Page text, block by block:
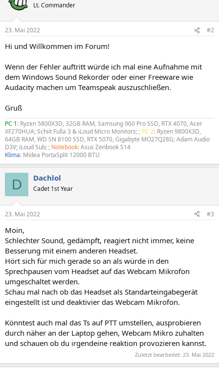
Lt. Commander
23. Mai 2022 #2
Hi und Willkommen im Forum!
Wenn der Fehler auftritt würde ich mal eine Aufnahme mit
dem Windows Sound Rekorder oder einer Freeware wie
Audacity machen um Teamspeak auszuschließen.
Gruß
PC 1: Ryzen 5800X3D, 32GB RAM, Samsung 960 Pro SSD, RTX 4070, Acer
XF270HUA; Schiit Fulla 3 & iLoud Micro Monitors; ; PC 2: Ryzen 9800X3D,
64GB RAM, WD SN 8100 SSD, RTX 5070, Gigabyte MO27Q28G; Adam Audio
D3V; iLoud Sub; ; Notebook: Asus Zenbook S14
Klima: Midea PortaSplit 12000 BTU
D Dachlol
Cadet 1st Year
23. Mai 2022 #3
Moin,
Schlechter Sound, gedämpft, reagiert nicht immer, keine
Besserung mit einem anderen Headset.
Hört sich für mich gerade so an als würde in den
Sprechpausen vom Headset auf das Webcam Mikrofon
umgeschaltet werden.
Schau mal nach ob das Headset als Standarteingabegerät
eingestellt ist und deaktivier das Webcam Mikrofon.
Könntest auch mal das Ts auf PTT umstellen, ausprobieren
durch näher an der Laptop gehen, Webcam Mikro zuhalten
und schauen ob du irgendeine reaktion provozieren kannst.
Zuletzt bearbeitet: 23. Mai 2022